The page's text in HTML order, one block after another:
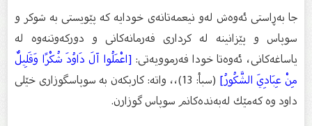
جا بەڕاستی ئەوەش لەو نیعمەتانەی خودایە كە پێویستی بە شوكر و
سوپاس و پێزانینە لە كرداری فەرمانەكانی و دوركەوتنەوە لە
یاساغەكانی، ئەوەتا خودا فەرموویەتی:[اعْمَلُوا آلَ دَاوُدَ شُكْرًا وَقَلِيلٌ
مِنْ عِبَادِيَ الشَّكُورُ]
(سبأ: 13)،، واتە: كاربكەن بە سوپاسگوزاری خێلی
داود وە كەمێك لەبەندەكانم سوپاس گوزارن.